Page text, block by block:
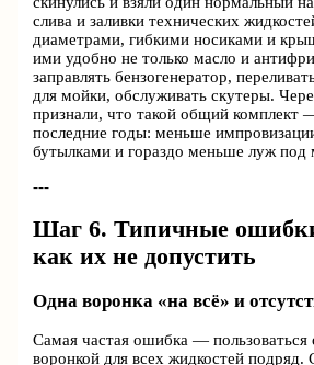
слива и заливки технических
диаметрами, гибкими носиками и
ими удобно не только масло и
заправлять бензогенератор,
для мойки, обслуживать скутеры.
признали, что такой общий комплект
последние годы: меньше
бутылками и гораздо меньше луж
---
Шаг 6. Типичные
как их не допустить
Одна воронка «на всё» и
Самая частая ошибка — пользоваться
воронкой для всех жидкостей подряд.